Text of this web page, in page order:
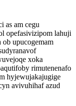
as am cegu
opefasivizipom lahuji
upucogemam
xoka
rimutenenafo
hyjewujakajugige
avivuhihaf azud